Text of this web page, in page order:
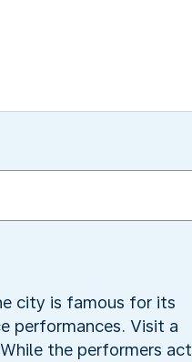
city is famous for its
performances. Visit a
the performers act